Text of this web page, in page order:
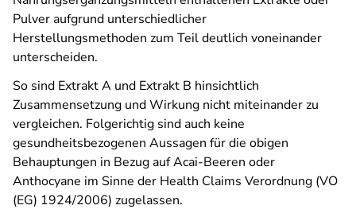
Pulver aufgrund unterschiedlicher
Herstellungsmethoden zum Teil deutlich voneinander
unterscheiden.
So sind Extrakt A und Extrakt B hinsichtlich
Zusammensetzung und Wirkung nicht miteinander zu
vergleichen. Folgerichtig sind auch keine
gesundheitsbezogenen Aussagen für die obigen
Behauptungen in Bezug auf Acai-Beeren oder
Anthocyane im Sinne der Health Claims Verordnung (VO
(EG) 1924/2006) zugelassen.